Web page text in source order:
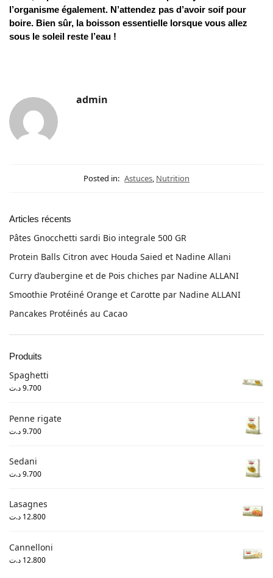
l’organisme également. N’attendez pas d’avoir soif pour
boire. Bien sûr, la boisson essentielle lorsque vous allez
sous le soleil reste l’eau !
admin
Posted in: Astuces, Nutrition
Articles récents
Pâtes Gnocchetti sardi Bio integrale 500 GR
Protein Balls Citron avec Houda Saied et Nadine Allani
Curry d’aubergine et de Pois chiches par Nadine ALLANI
Smoothie Protéiné Orange et Carotte par Nadine ALLANI
Pancakes Protéinés au Cacao
Produits
Spaghetti
9.700د.ت
Penne rigate
9.700د.ت
Sedani
9.700د.ت
Lasagnes
12.800 د.ت
Cannelloni
12.800 د.ت